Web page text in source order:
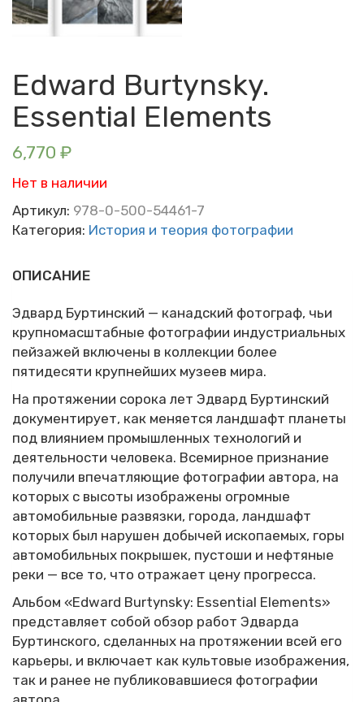
Edward Burtynsky.
Essential Elements
6,770 ₽
Нет в наличии
Артикул: 978-0-500-54461-7
Категория: История и теория фотографии
ОПИСАНИЕ
Эдвард Буртинский — канадский фотограф, чьи
крупномасштабные фотографии индустриальных
пейзажей включены в коллекции более
пятидесяти крупнейших музеев мира.
На протяжении сорока лет Эдвард Буртинский
документирует, как меняется ландшафт планеты
под влиянием промышленных технологий и
деятельности человека. Всемирное признание
получили впечатляющие фотографии автора, на
которых с высоты изображены огромные
автомобильные развязки, города, ландшафт
которых был нарушен добычей ископаемых, горы
автомобильных покрышек, пустоши и нефтяные
реки — все то, что отражает цену прогресса.
Альбом «Edward Burtynsky: Essential Elements»
представляет собой обзор работ Эдварда
Буртинского, сделанных на протяжении всей его
карьеры, и включает как культовые изображения,
так и ранее не публиковавшиеся фотографии